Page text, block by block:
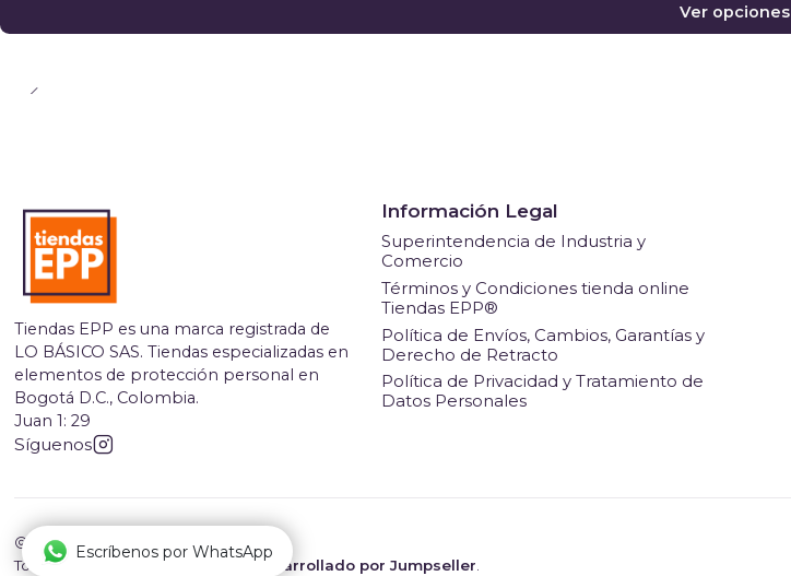
Ver opciones
Tiendas EPP es una marca registrada de
LO BÁSICO SAS. Tiendas especializadas en
elementos de protección personal en
Bogotá D.C., Colombia.
Juan 1: 29
Síguenos
Información Legal
Superintendencia de Industria y
Comercio
Términos y Condiciones tienda online
Tiendas EPP®
Política de Envíos, Cambios, Garantías y
Derecho de Retracto
Política de Privacidad y Tratamiento de
Datos Personales
2026 Tiendas EPP.
Todos los derechos reservados.
Desarrollado por Jumpseller
Escríbenos por WhatsApp